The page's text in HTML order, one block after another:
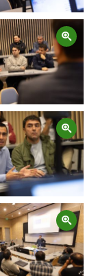
Zoom
Zoom
Zoom